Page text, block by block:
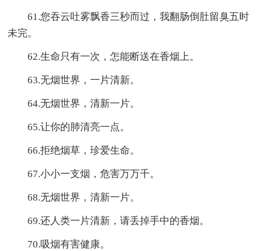
61.您吞云吐雾飘香三秒而过，我翻肠倒肚留臭五时
未完。
62.生命只有一次，怎能断送在香烟上。
63.无烟世界，一片清新。
64.无烟世界，清新一片。
65.让你的肺清亮一点。
66.拒绝烟草，珍爱生命。
67.小小一支烟，危害万万千。
68.无烟世界，清新一片。
69.还人类一片清新，请丢掉手中的香烟。
70.吸烟有害健康。